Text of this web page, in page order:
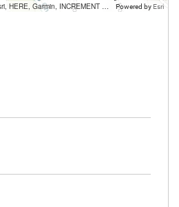
SITG - State of Geneva-CH, IGN, Esri, HERE, Garmin, INCREMENT P, USGS, METI/NASA Powered by Esri